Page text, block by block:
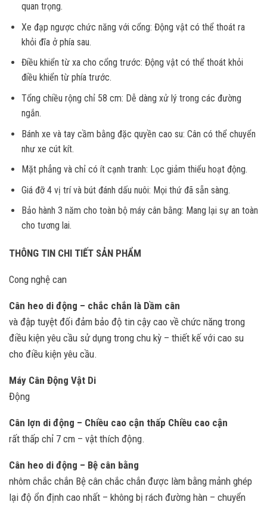
quan trọng.
Xe đạp ngược chức năng với cổng: Động vật có thể thoát ra
khỏi đĩa ở phía sau.
Điều khiển từ xa cho cổng trước: Động vật có thể thoát khỏi
điều khiển từ phía trước.
Tổng chiều rộng chỉ 58 cm: Dễ dàng xử lý trong các đường
ngắn.
Bánh xe và tay cầm bằng đặc quyền cao su: Cân có thể chuyển
như xe cút kít.
Mặt phẳng và chỉ có ít cạnh tranh: Lọc giảm thiểu hoạt động.
Giá đỡ 4 vị trí và bút đánh dấu nuôi: Mọi thứ đã sẵn sàng.
Bảo hành 3 năm cho toàn bộ máy cân bằng: Mang lại sự an toàn
cho tương lai.
THÔNG TIN CHI TIẾT SẢN PHẨM
Cong nghệ can
Cân heo di động – chắc chắn là Dầm cân
và đập tuyệt đối đảm bảo độ tin cậy cao về chức năng trong
điều kiện yêu cầu sử dụng trong chu kỳ – thiết kế với cao su
cho điều kiện yêu cầu.
Máy Cân Động Vật Di
Động
Cân lợn di động – Chiều cao cận thấp Chiều cao cận
rất thấp chỉ 7 cm – vật thích động.
Cân heo di động – Bệ cân bằng
nhôm chắc chắn Bệ cân chắc chắn được làm bằng mảnh ghép
lại độ ổn định cao nhất – không bị rách đường hàn – chuyển